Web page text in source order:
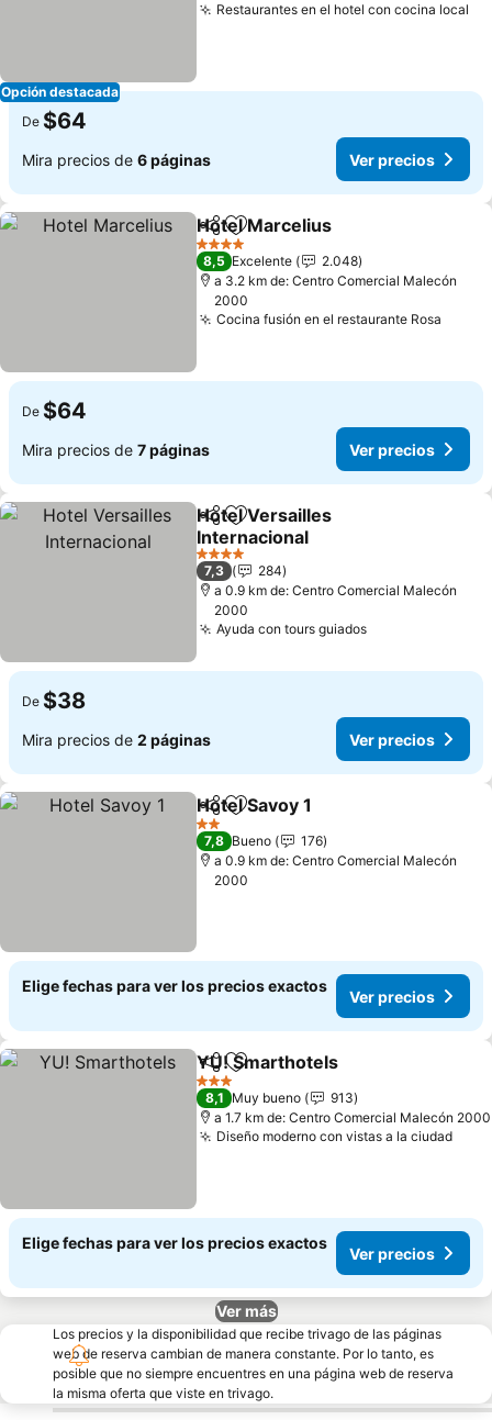
Opción destacada
Restaurantes en el hotel con cocina local
De $64
Mira precios de 6 páginas Ver precios
CompartirAgregar a favoritos
Hotel Marcelius
4 Estrellas
8,5 Excelente
2.048
a 3.2 km de: Centro Comercial Malecón
2000
Cocina fusión en el restaurante Rosa
De $64
Mira precios de 7 páginas Ver precios
CompartirAgregar a favoritos
Hotel Versailles
Internacional
Ver precios
4 Estrellas
7,3
284
a 0.9 km de: Centro Comercial Malecón
2000
Ayuda con tours guiadosVer precios
De $38
Mira precios de 2 páginas Ver precios
CompartirAgregar a favoritos
Hotel Savoy 1
2 Estrellas
7,8 Bueno
176
a 0.9 km de: Centro Comercial Malecón
2000
Elige fechas para ver los precios exactos
Ver precios
Compartir
Agregar a favoritos
YU! Smarthotels
3 Estrellas
8,1 Muy bueno
913
a 1.7 km de: Centro Comercial Malecón 2000
Diseño moderno con vistas a la ciudadVer
Elige fechas para ver los precios exactos
Ver precios
Ver más
Los precios y la disponibilidad que recibe trivago de las páginas
web de reserva cambian de manera constante. Por lo tanto, es
posible que no siempre encuentres en una página web de reserva
la misma oferta que viste en trivago.